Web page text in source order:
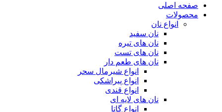
صفحه اصلی
محصولات
انواع نان
نان سفید
نان های تیره
نان های تست
نان های طعم دار
انواع شیرمال سحر
انواع پیراشکی
انواع قندی
نان های لایه ای
انواع گاتا